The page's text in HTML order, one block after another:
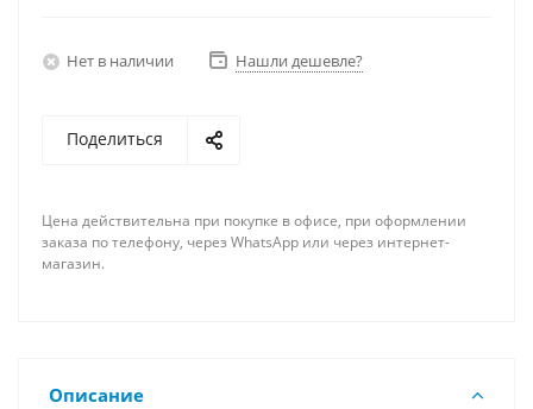
Нет в наличии Нашли дешевле?
Поделиться
Цена действительна при покупке в офисе, при оформлении
заказа по телефону, через WhatsApp или через интернет-
магазин.
Описание